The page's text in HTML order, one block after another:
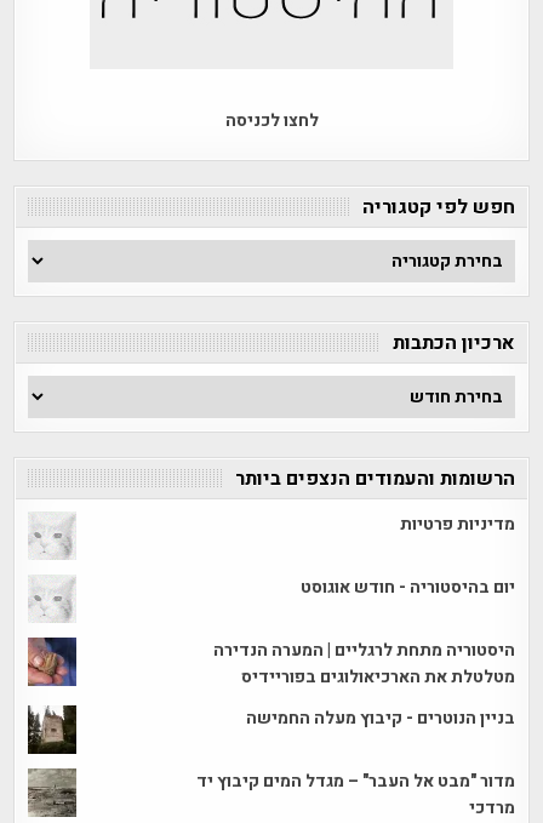
לחצו לכניסה
חפש לפי קטגוריה
חפש
לפי
ארכיון הכתבות
ארכיון
הכתבות
הרשומות והעמודים הנצפים ביותר
מדיניות פרטיות
יום בהיסטוריה - חודש אוגוסט
היסטוריה מתחת לרגליים | המערה הנדירה
מטלטלת את הארכיאולוגים בפוריידיס
בניין הנוטרים - קיבוץ מעלה החמישה
מדור "מבט אל העבר" – מגדל המים קיבוץ יד
מרדכי